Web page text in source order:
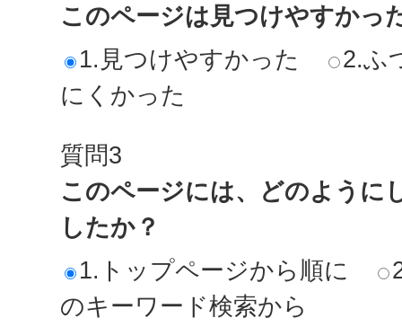
このページは見つけやすかっ
1.見つけやすかった
2.ふ
にくかった
質問3
このページには、どのように
したか？
1.トップページから順に
のキーワード検索から